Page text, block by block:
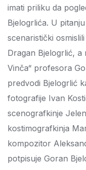
imati priliku da
Bjelogrlića. U
scenaristički
Dragan Bjelogrlić, a
Vinča“ profesora
predvodi Bjelogrlić
fotografije Ivan
scenografkinje
kostimografkinja
kompozitor
potpisuje Goran